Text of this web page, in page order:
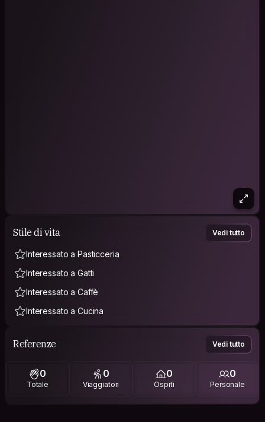
Stile di vita Vedi tutto
Interessato a Pasticceria
Interessato a Gatti
Interessato a Caffè
Interessato a Cucina
Referenze Vedi tutto
0
Totale
0
Viaggiatori
0
Ospiti
0
Personale